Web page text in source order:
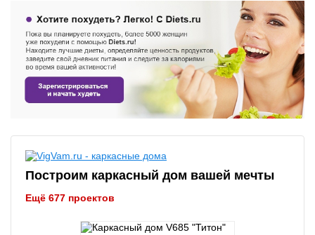
Построим каркасный дом вашей мечты
Ещё 677 проектов